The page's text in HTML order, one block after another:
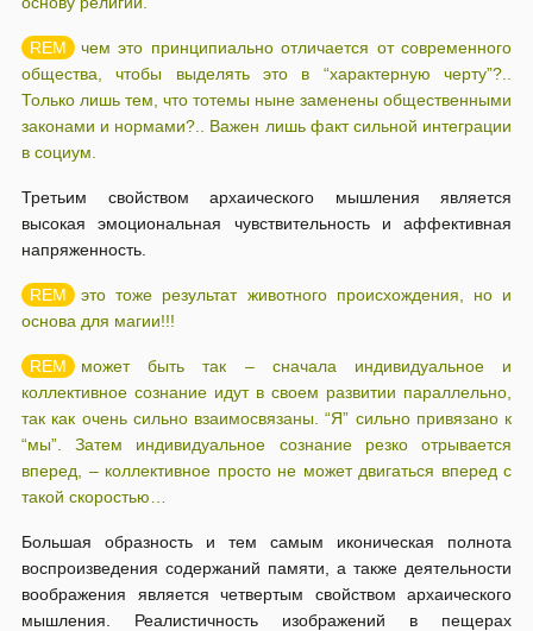
чем это принципиально отличается от современного
общества, чтобы выделять это в “характерную черту”?..
Только лишь тем, что тотемы ныне заменены общественными
законами и нормами?.. Важен лишь факт сильной интеграции
в социум.
Третьим свойством архаического мышления является
высокая эмоциональная чувствительность и аффективная
напряженность.
это тоже результат животного происхождения, но и
основа для магии!!!
может быть так – сначала индивидуальное и
коллективное сознание идут в своем развитии параллельно,
так как очень сильно взаимосвязаны. “Я” сильно привязано к
“мы”. Затем индивидуальное сознание резко отрывается
вперед, – коллективное просто не может двигаться вперед с
такой скоростью…
Большая образность и тем самым иконическая полнота
воспроизведения содержаний памяти, а также деятельности
воображения является четвертым свойством архаического
мышления. Реалистичность изображений в пещерах